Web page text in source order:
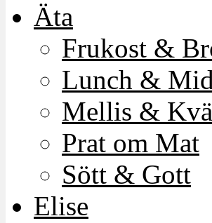
Äta
Frukost &
Lunch &
Mellis &
Prat om Mat
Sött & Gott
Elise